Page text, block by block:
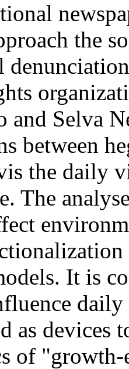
the
and Selva
between
the daily
The
It is
as
of